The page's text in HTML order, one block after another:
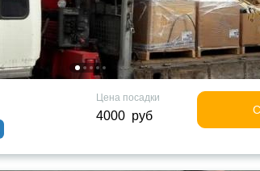
Цена посадки
4000 руб